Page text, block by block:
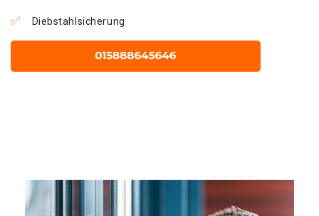
Diebstahlsicherung